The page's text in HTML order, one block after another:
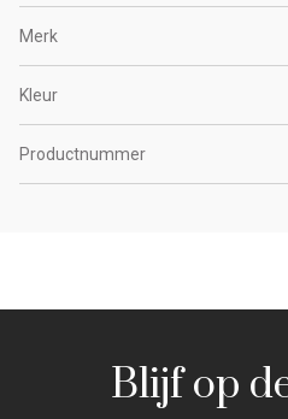
Merk
Kleur
Productnummer
Blijf op